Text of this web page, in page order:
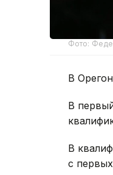
Фото:
В
В
В
с